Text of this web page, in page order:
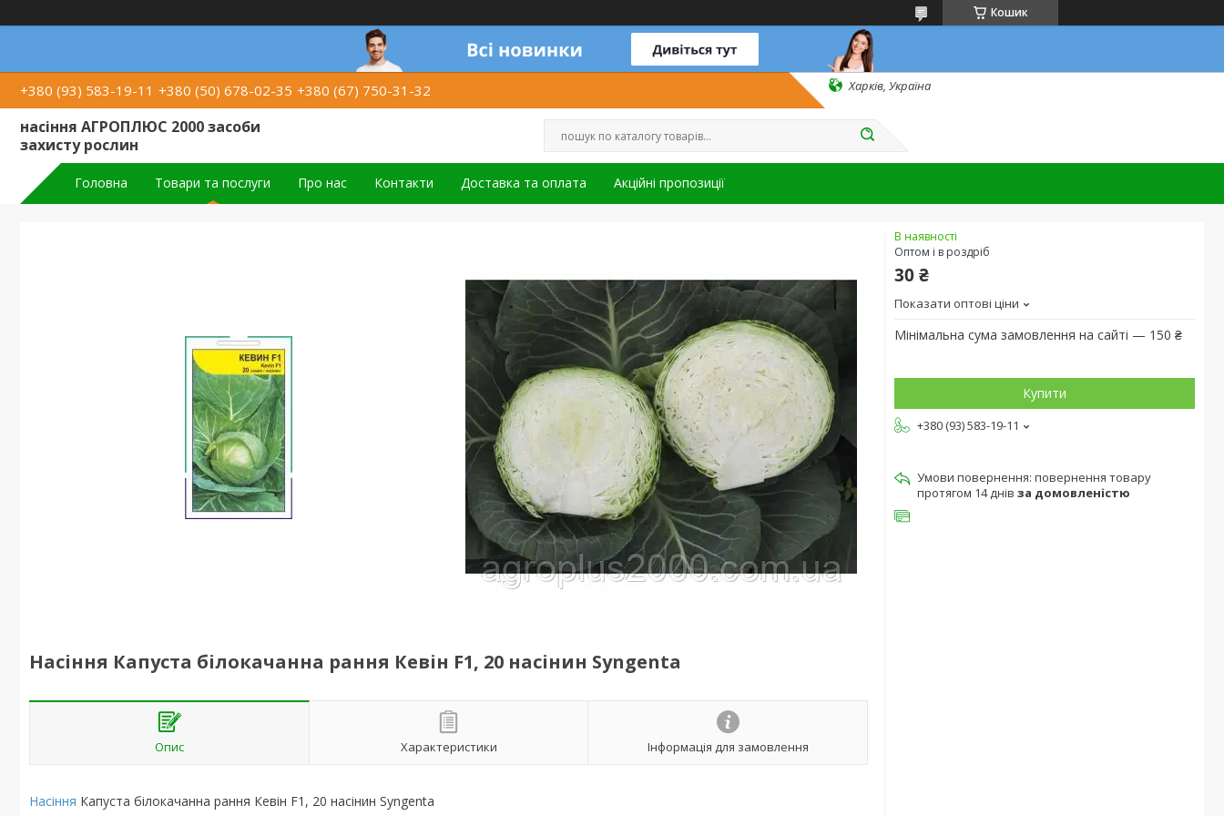
Кошик
+380 (93) 583-19-11 +380 (50) 678-02-35 +380 (67) 750-31-32 Харків, Україна
насіння АГРОПЛЮС 2000 засоби
захисту рослин
Головна Товари та послуги Про нас Контакти Доставка та оплата Акційні пропозиції
Насіння Капуста білокачанна рання Кевін F1, 20 насінин Syngenta
Опис Характеристики Інформація для замовлення
Насіння Капуста білокачанна рання Кевін F1, 20 насінин Syngenta
В наявності
Оптом і в роздріб
30 ₴
Показати оптові ціни
Мінімальна сума замовлення на сайті — 150 ₴
Купити
+380 (93) 583-19-11
повернення товару
протягом 14 днів за домовленістю